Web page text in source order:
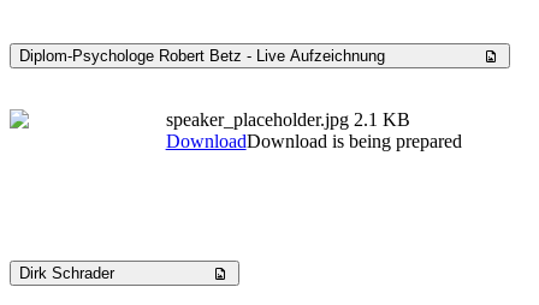
Diplom-Psychologe Robert Betz - Live Aufzeichnung
speaker_placeholder.jpg 2.1 KB
DownloadDownload is being prepared
Dirk Schrader